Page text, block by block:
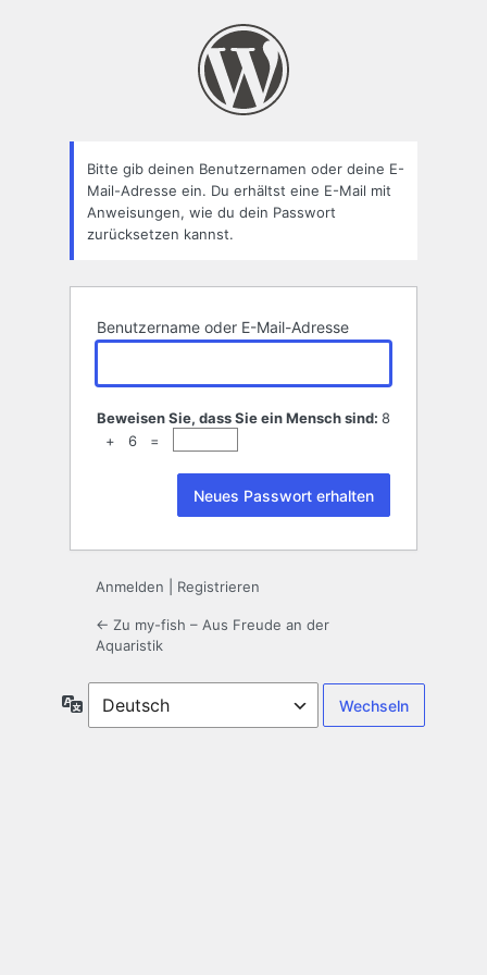
Bitte gib deinen Benutzernamen oder deine E-
Mail-Adresse ein. Du erhältst eine E-Mail mit
Anweisungen, wie du dein Passwort
zurücksetzen kannst.
Benutzername oder E-Mail-Adresse
Beweisen Sie, dass Sie ein Mensch sind: 8
+ 6 =
Anmelden Registrieren
← Zu my-fish – Aus Freude an der
Aquaristik
Sprache